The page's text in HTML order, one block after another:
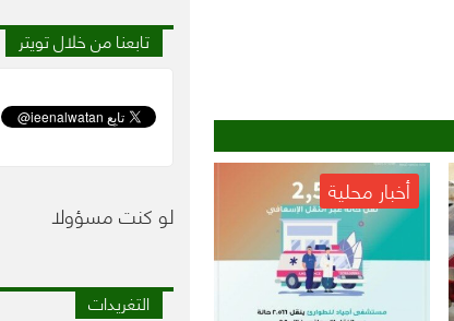
أخبار محلية
تابعنا من خلال تويتر
لو كنت مسؤولا
التغريدات